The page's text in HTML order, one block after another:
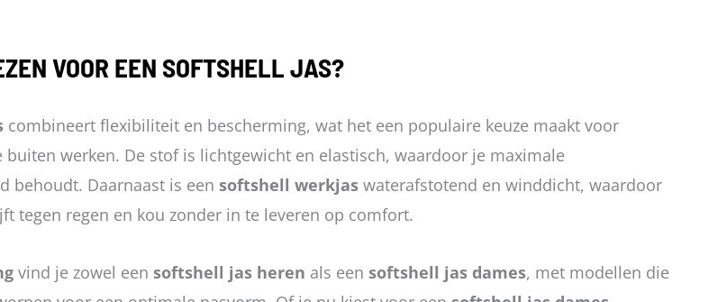
VOOR EEN SOFTSHELL JAS?
combineert flexibiliteit en bescherming, wat het een populaire keuze maakt voor
buiten werken. De stof is lichtgewicht en elastisch, waardoor je maximale
behoudt. Daarnaast is een softshell werkjaswaterafstotend en winddicht, waardoor
tegen regen en kou zonder in te leveren op comfort.
vind je zowel een softshell jas heren als een softshell jas dames, met modellen die